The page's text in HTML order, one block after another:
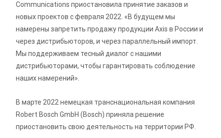
Communications приостановила принятие заказов и
новых проектов с февраля 2022. «В будущем мы
намерены запретить продажу продукции Axis в России и
через дистрибьюторов, и через параллельный импорт.
Мы поддерживаем тесный диалог с нашими
дистрибьюторами, чтобы гарантировать соблюдение
наших намерений».
В марте 2022 немецкая транснациональная компания
Robert Bosch GmbH (Bosch) приняла решение
приостановить свою деятельность на территории РФ.